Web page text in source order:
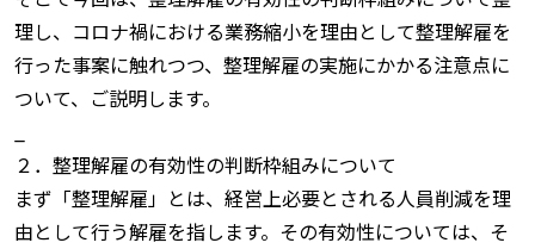
理し、コロナ禍における業務縮小を理由として整理解雇を
行った事案に触れつつ、整理解雇の実施にかかる注意点に
ついて、ご説明します。
２．整理解雇の有効性の判断枠組みについて
まず「整理解雇」とは、経営上必要とされる人員削減を理
由として行う解雇を指します。その有効性については、そ